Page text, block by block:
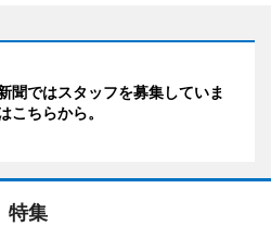
聞ではスタッフを募集していま
こちらから。
特集